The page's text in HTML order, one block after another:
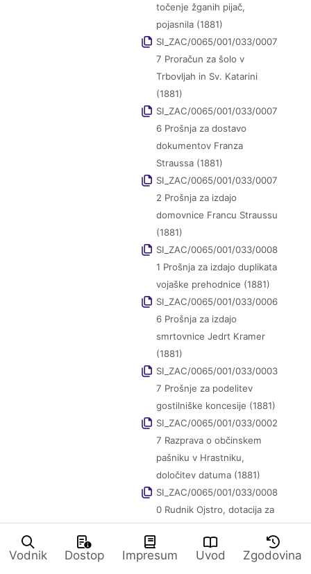
Vodnik Dostop Impresum Uvod Zgodovina
točenje žganih pijač,
pojasnila (1881)
SI_ZAC/0065/001/033/0007
7 Proračun za šolo v
Trbovljah in Sv. Katarini
(1881)
SI_ZAC/0065/001/033/0007
6 Prošnja za dostavo
dokumentov Franza
Straussa (1881)
SI_ZAC/0065/001/033/0007
2 Prošnja za izdajo
domovnice Francu Straussu
(1881)
SI_ZAC/0065/001/033/0008
1 Prošnja za izdajo duplikata
vojaške prehodnice (1881)
SI_ZAC/0065/001/033/0006
6 Prošnja za izdajo
smrtovnice Jedrt Kramer
(1881)
SI_ZAC/0065/001/033/0003
7 Prošnje za podelitev
gostilniške koncesije (1881)
SI_ZAC/0065/001/033/0002
7 Razprava o občinskem
pašniku v Hrastniku,
določitev datuma (1881)
SI_ZAC/0065/001/033/0008
0 Rudnik Ojstro, dotacija za
gradnjo ceste od Trbovelj
do Ojstrega (1881)
SI_ZAC/0065/001/033/0006